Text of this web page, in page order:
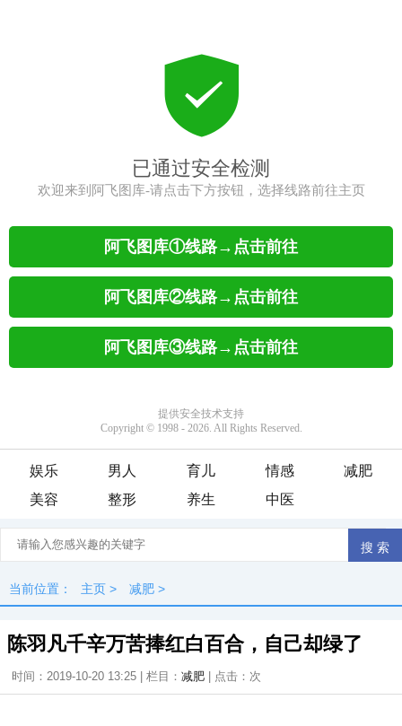
娱乐 男人 育儿 情感
减肥
美容
整形 养生 中医
当前位置： 主页 > 减肥 >
陈羽凡千辛万苦捧红白百合，自己却绿了
时间：2019-10-20 13:25 | 栏目： 减肥 | 点击： 次